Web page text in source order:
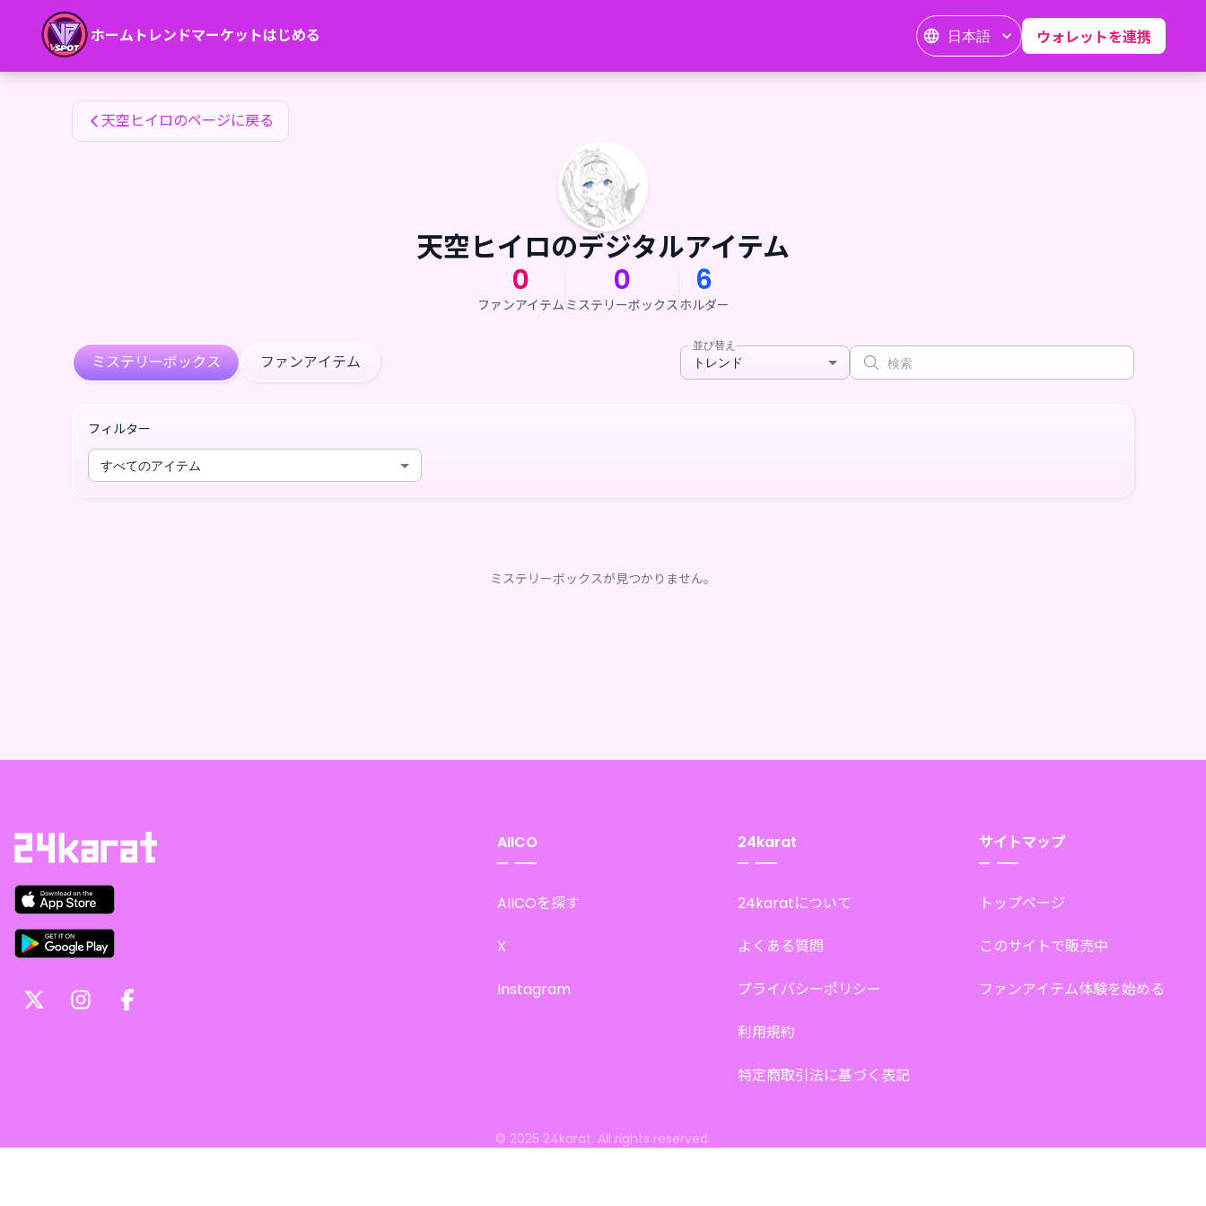
ホーム トレンドマーケットはじめる 日本語 ウォレットを連携
天空ヒイロのファンアイテム
天空ヒイロのページに戻る
天空ヒイロのデジタルアイテム
0
ファンアイテム
0
ミステリーボックス
6
ホルダー
ミステリーボックス ファンアイテム
並び替え
トレンド
フィルター
すべてのアイテム
ミステリーボックスが見つかりません。
AIICO
AIICOを探す
X
Instagram
24karat
24karatについて
よくある質問
プライバシーポリシー
利用規約
特定商取引法に基づく表記
サイトマップ
トップページ
このサイトで販売中
ファンアイテム体験を始める
© 2025 24karat. All rights reserved.
天空ヒイロのファンアイテム — 24karat